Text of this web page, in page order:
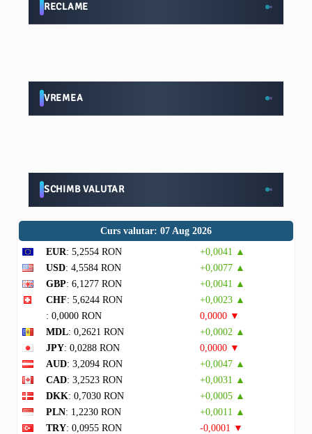
RECLAME
VREMEA
SCHIMB VALUTAR
Curs valutar: 07 Aug 2026
EUR: 5,2554 RON
+0,0041 ▲
USD: 4,5584 RON
+0,0077 ▲
GBP: 6,1277 RON
+0,0041 ▲
CHF: 5,6244 RON
+0,0023 ▲
: 0,0000 RON
0,0000 ▼
MDL: 0,2621 RON
+0,0002 ▲
JPY: 0,0288 RON
0,0000 ▼
AUD: 3,2094 RON
+0,0047 ▲
CAD: 3,2523 RON
+0,0031 ▲
DKK: 0,7030 RON
+0,0005 ▲
PLN: 1,2230 RON
+0,0011 ▲
TRY: 0,0955 RON
-0,0001 ▼